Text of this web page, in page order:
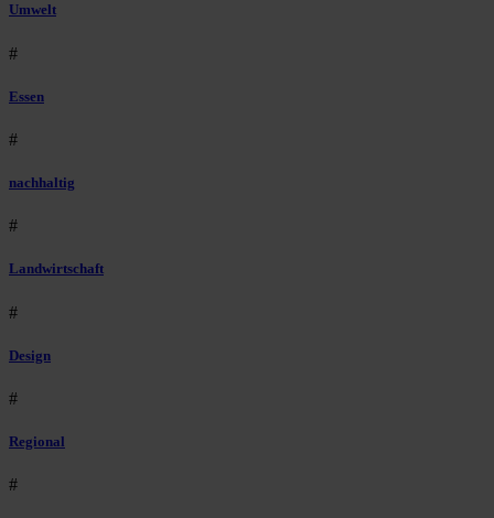
Umwelt
#
Essen
#
nachhaltig
#
Landwirtschaft
#
Design
#
Regional
#